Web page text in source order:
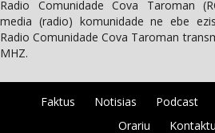
Radio Comunidade Cova Taroman
media (radio) komunidade ne ebe
Radio Comunidade Cova Taroman
MHZ.
Faktus Notisias Podcast
Orariu